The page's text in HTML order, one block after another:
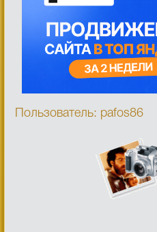
Пользователь: pafos86